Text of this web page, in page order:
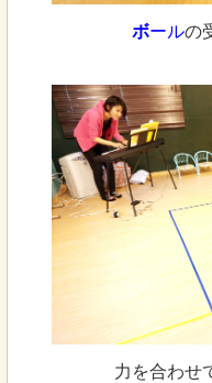
ボールの
力を合わせ